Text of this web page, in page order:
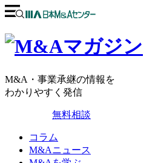
M&A・事業承継の情報を
わかりやすく発信
無料相談
コラム
M&Aニュース